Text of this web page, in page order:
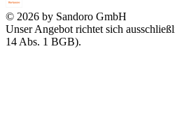
© 2026 by Sandoro GmbH
Unser Angebot richtet sich
14 Abs. 1 BGB).